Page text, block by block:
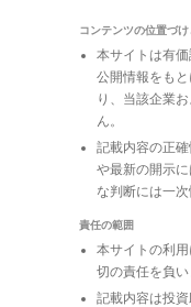
コンテンツの位置づ
本サイトは有
公開情報をも
り、当該企業
ん。
記載内容の正
や最新の開示
な判断には一次
責任の範囲
本サイトの利
切の責任を負い
記載内容は投